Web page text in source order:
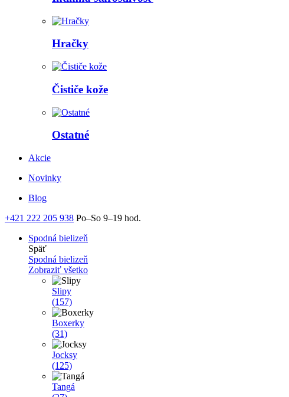
Hračky
Čističe kože
Ostatné
Akcie
Novinky
Blog
+421 222 205 938 Po–So 9–19 hod.
Spodná bielizeň
Späť
Spodná bielizeň
Zobraziť všetko
Slipy
(157)
Boxerky
(31)
Jocksy
(125)
Tangá